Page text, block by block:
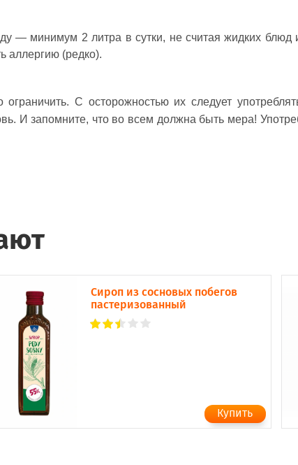
аллергию (редко).
С осторожностью их следует
И запомните, что во всем должна быть мера!
Сироп из сосновых побегов
пастеризованный